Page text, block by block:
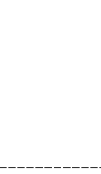
ーーーーーーーーー